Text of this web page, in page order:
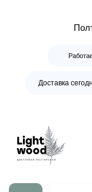
Доставка